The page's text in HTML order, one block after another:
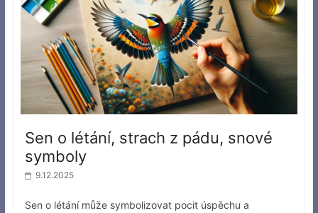
Sen o létání, strach z pádu, snové
symboly
9.12.2025
Sen o létání může symbolizovat pocit úspěchu a